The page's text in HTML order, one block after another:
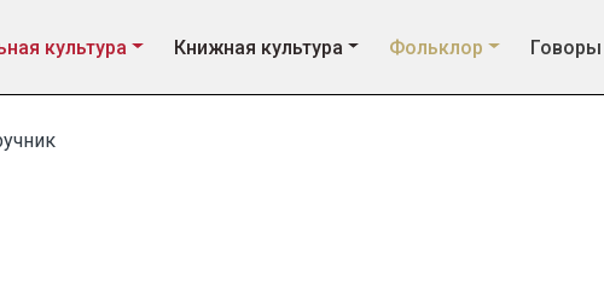
культура Книжная культура Фольклор Говоры